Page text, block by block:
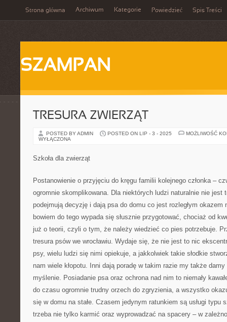
Strona główna Archiwum Kategorie Powiedzieć Spis Treści
SZAMPAN
TRESURA ZWIERZĄT
POSTED BY ADMIN POSTED ON LIP - 3 - 2025
MOŻLIWOŚĆ
WYŁĄCZONA
Szkoła dla zwierząt
Postanowienie o przyjęciu do kręgu familii kolejnego członka –
ogromnie skomplikowana. Dla niektórych ludzi naturalnie nie jest
podejmują decyzję i dają psa do domu co jest rozległym okazem
bowiem do tego wypada się słusznie przygotować, chociaż od
już o teorii, czyli o tym, że należy wiedzieć co pies potrzebuje.
tresura psów we wrocławiu. Wydaje się, że nie jest to nic
psy, wielu ludzi się nimi opiekuje, a jakkolwiek takie słodkie
nam wiele kłopotu. Inni dają poradę w takim razie my także
myślenie. Posiadanie psa oraz ochrona nad nim to niemały
do czasu ogromnie trudny orzech do zgryzienia, a wszystko
się w domu na stałe. Czasem jedynym ratunkiem są usługi typu
trzeba nie tylko karmić oraz wyprowadzać na spacery – w